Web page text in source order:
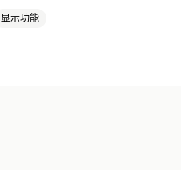
显示功能